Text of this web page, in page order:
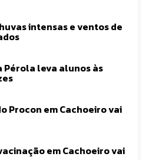
intensas e ventos de
Pérola leva alunos às
Procon em Cachoeiro vai
em Cachoeiro vai